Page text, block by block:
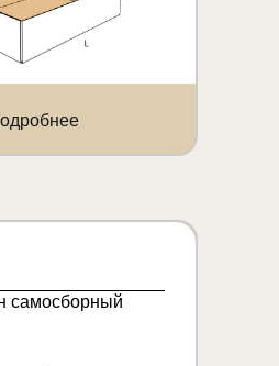
самосборный